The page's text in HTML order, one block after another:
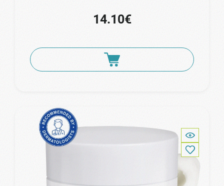
14.10€